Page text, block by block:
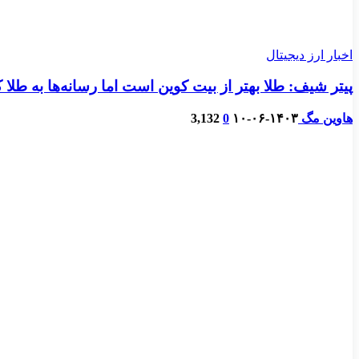
اخبار ارز دیجیتال
پیتر شیف: طلا بهتر از بیت کوین است اما رسانه‌ها به
هاوین مگ ۱۴۰۳-۰۶-۱۰ 0
3,132